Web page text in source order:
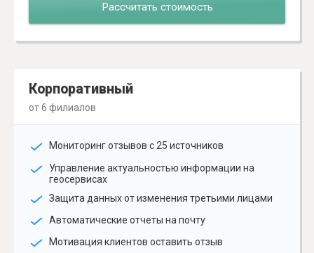
Рассчитать стоимость
Корпоративный
от 6 филиалов
Мониторинг отзывов с 25 источников
Управление актуальностью информации на
геосервисах
Защита данных от изменения третьими лицами
Автоматические отчеты на почту
Мотивация клиентов оставить отзыв